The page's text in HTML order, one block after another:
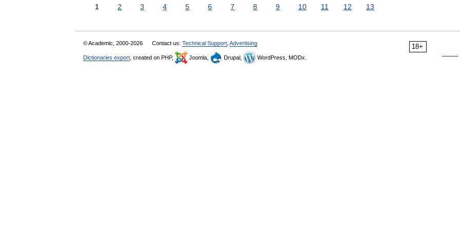
1 2 3 4 5 6 7 8 9 10 11 12 13
18+
© Academic, 2000-2026 Contact us: Technical Support Advertising
Dictionaries export , created on PHP, Joomla, Drupal, WordPress, MODx.